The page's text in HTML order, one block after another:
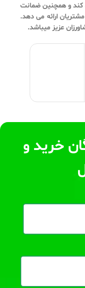
کند و همچنین ضمانت
ارائه می دهد.
عزیز میباشد.
خرید و